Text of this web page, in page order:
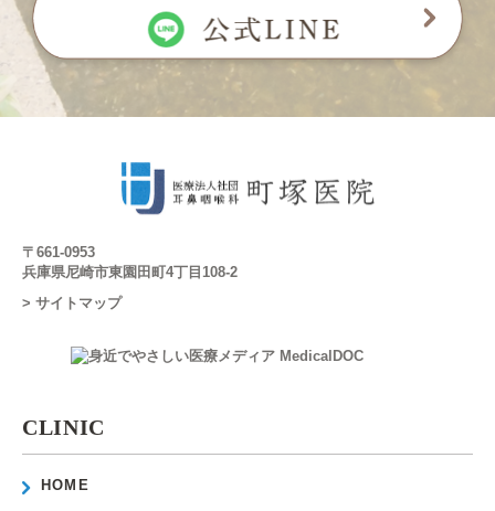
〒661-0953
兵庫県尼崎市東園田町4丁目108-2
> サイトマップ
CLINIC
HOME